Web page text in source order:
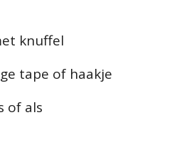
knuffel
tape of haakje
of als